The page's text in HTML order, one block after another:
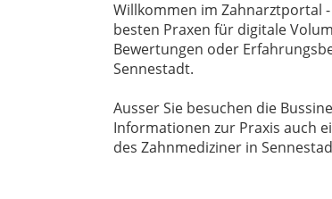
Willkommen im Zahnarztportal
besten Praxen für digitale
Bewertungen oder
Sennestadt.
Ausser Sie besuchen die
Informationen zur Praxis auch
des Zahnmediziner in